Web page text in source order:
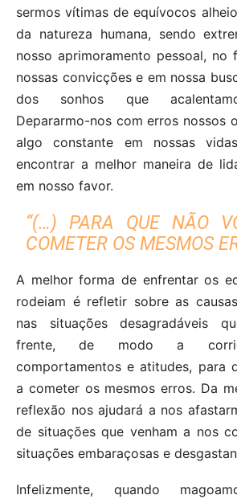
sermos vítimas de equívocos
da natureza humana, sendo
nosso aprimoramento pessoal, no
nossas convicções e em nossa
dos sonhos que
Depararmo-nos com erros nossos
algo constante em nossas
encontrar a melhor maneira de
em nosso favor.
“(…) PARA QUE NÃO
COMETER OS MESMOS
A melhor forma de enfrentar os
rodeiam é refletir sobre as
nas situações desagradáveis
frente, de modo a
comportamentos e atitudes, para
a cometer os mesmos erros. Da
reflexão nos ajudará a nos
de situações que venham a nos
situações embaraçosas e
Infelizmente, quando